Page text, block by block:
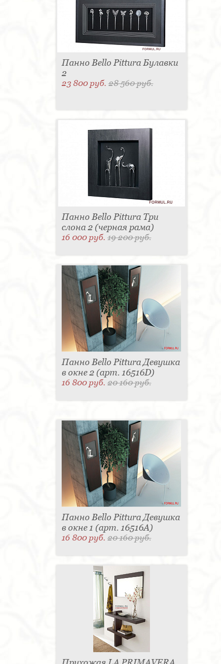
Мыльница - 1Подставка под зонт - 1
Панно Bello Pittura Булавки
2
23 800 руб.28 560 руб.
Панно Bello Pittura Три
слона 2 (черная рама)
16 000 руб.19 200 руб.
Панно Bello Pittura Девушка
в окне 2 (арт. 16516D)
16 800 руб.20 160 руб.
Панно Bello Pittura Девушка
в окне 1 (арт. 16516A)
16 800 руб.20 160 руб.